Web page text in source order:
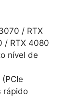
/ RTX
/ RTX 4080
nível de
rápido